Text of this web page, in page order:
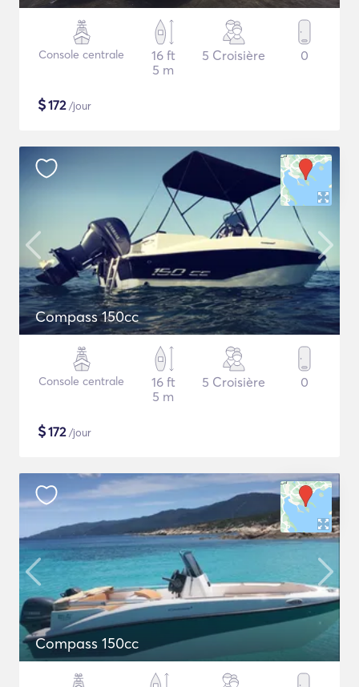
Console centrale
16 ft
5 m
5 Croisière 0
$172/jour
Compass 150cc
Console centrale
16 ft
5 m
5 Croisière 0
$172/jour
Compass 150cc